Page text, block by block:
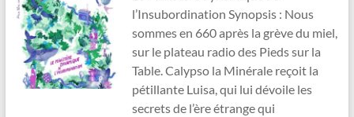
l’Insubordination Synopsis : Nous
sommes en 660 après la grève du miel,
sur le plateau radio des Pieds sur la
Table. Calypso la Minérale reçoit la
pétillante Luisa, qui lui dévoile les
secrets de l’ère étrange qui